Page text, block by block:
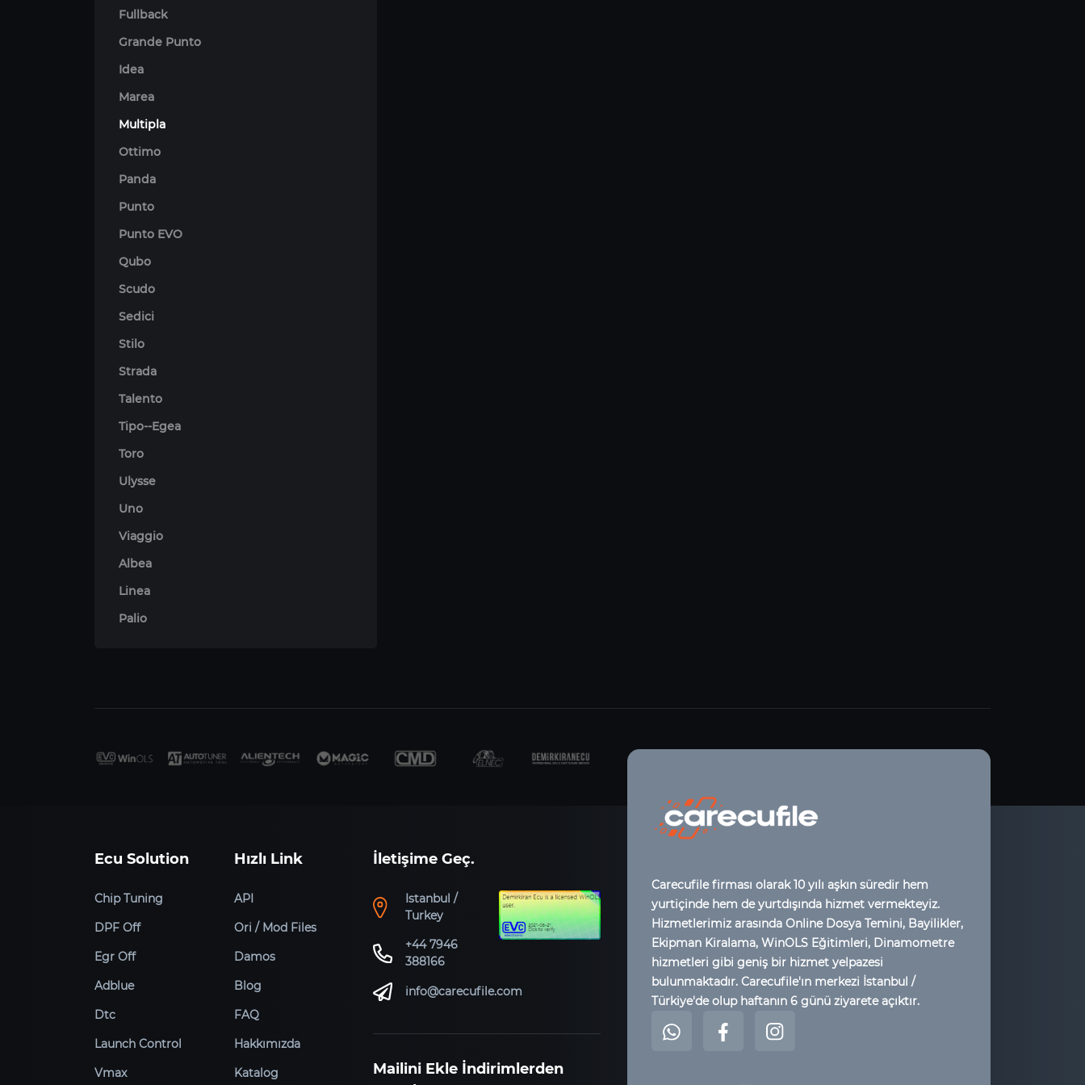
Fullback
Grande Punto
Idea
Marea
Multipla
Ottimo
Panda
Punto
Punto EVO
Qubo
Scudo
Sedici
Stilo
Strada
Talento
Tipo--Egea
Toro
Ulysse
Uno
Viaggio
Albea
Linea
Palio
Ecu Solution
Chip Tuning
DPF Off
Egr Off
Adblue
Dtc
Launch Control
Vmax
Hızlı Link
API
Ori / Mod Files
Damos
Blog
FAQ
Hakkımızda
Katalog
İletişime Geç.
Istanbul /
Turkey
+44 7946
388166
info@carecufile.com
Mailini Ekle İndirimlerden
Carecufile firması olarak 10 yılı aşkın süredir hem
yurtiçinde hem de yurtdışında hizmet vermekteyiz.
Hizmetlerimiz arasında Online Dosya Temini, Bayilikler,
Ekipman Kiralama, WinOLS Eğitimleri, Dinamometre
hizmetleri gibi geniş bir hizmet yelpazesi
bulunmaktadır. Carecufile'ın merkezi İstanbul /
Türkiye'de olup haftanın 6 günü ziyarete açıktır.